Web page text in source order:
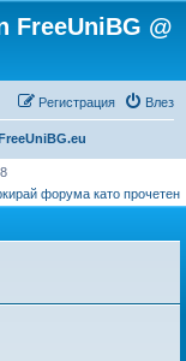
FreeUniBG @
Влез
Регистрация
форума като прочетен